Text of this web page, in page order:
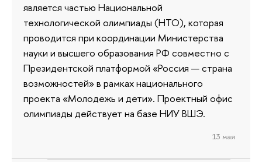
является частью Национальной
технологической олимпиады (НТО), которая
проводится при координации Министерства
науки и высшего образования РФ совместно с
Президентской платформой «Россия — страна
возможностей» в рамках национального
проекта «Молодежь и дети». Проектный офис
олимпиады действует на базе НИУ ВШЭ.
13 мая